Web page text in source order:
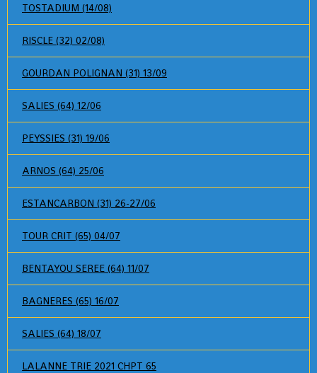
TOSTADIUM (14/08)
RISCLE (32) 02/08)
GOURDAN POLIGNAN (31) 13/09
SALIES (64) 12/06
PEYSSIES (31) 19/06
ARNOS (64) 25/06
ESTANCARBON (31) 26-27/06
TOUR CRIT (65) 04/07
BENTAYOU SEREE (64) 11/07
BAGNERES (65) 16/07
SALIES (64) 18/07
LALANNE TRIE 2021 CHPT 65